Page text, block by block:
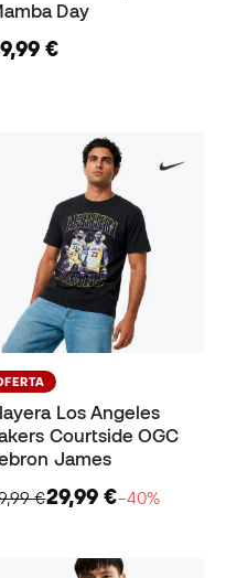
Day
€
Los Angeles
Courtside OGC
James
€29,99 €−40%